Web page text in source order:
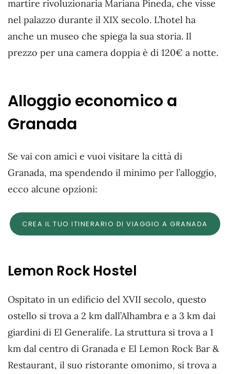
martire rivoluzionaria Mariana Pineda, che visse
nel palazzo durante il XIX secolo. L’hotel ha
anche un museo che spiega la sua storia. Il
prezzo per una camera doppia è di 120€ a notte.
Alloggio economico a
Granada
Se vai con amici e vuoi visitare la città di
Granada, ma spendendo il minimo per l’alloggio,
ecco alcune opzioni:
CREA IL TUO ITINERARIO DI VIAGGIO A GRANADA
Lemon Rock Hostel
Ospitato in un edificio del XVII secolo, questo
ostello si trova a 2 km dall’Alhambra e a 3 km dai
giardini di El Generalife. La struttura si trova a 1
km dal centro di Granada e El Lemon Rock Bar &
Restaurant, il suo ristorante omonimo, si trova a